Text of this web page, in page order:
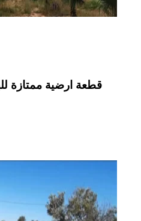
قطعة ارضية ممتازة